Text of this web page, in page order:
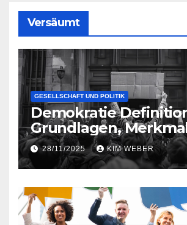
Versäumt
GESELLSCHAFT UND POLITIK
Demokratie
Grundlagen,
moderne
Herausforderungen
28/11/2025 KIM WEBER